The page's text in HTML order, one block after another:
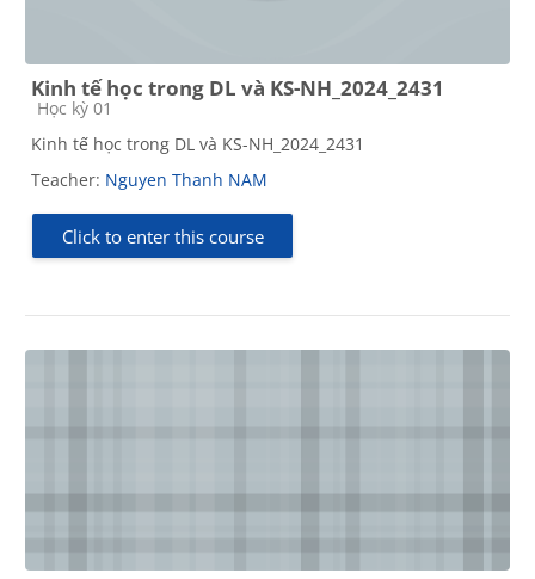
Kinh tế học trong DL và KS-NH_2024_2431
Course category
Học kỳ 01
Kinh tế học trong DL và KS-NH_2024_2431
Teacher: Nguyen Thanh NAM
Click to enter this course